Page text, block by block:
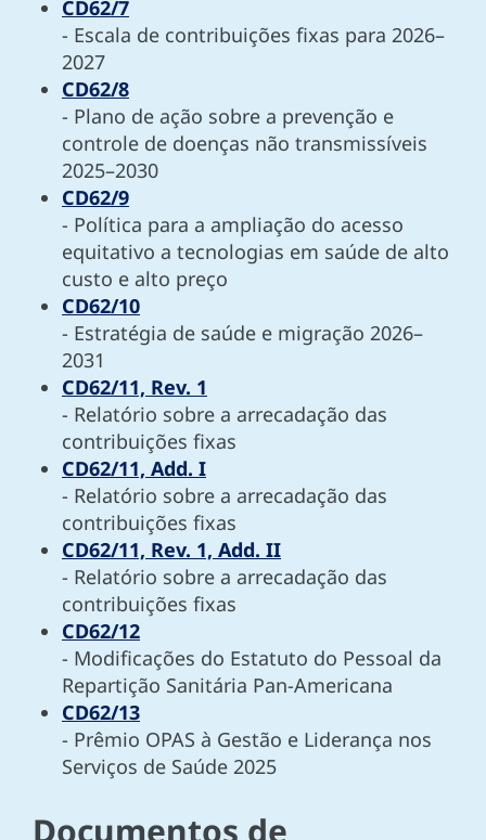
CD62/7
- Escala de contribuições fixas para 2026–
2027
CD62/8
- Plano de ação sobre a prevenção e
controle de doenças não transmissíveis
2025–2030
CD62/9
- Política para a ampliação do acesso
equitativo a tecnologias em saúde de alto
custo e alto preço
CD62/10
- Estratégia de saúde e migração 2026–
2031
CD62/11, Rev. 1
- Relatório sobre a arrecadação das
contribuições fixas
CD62/11, Add. I
- Relatório sobre a arrecadação das
contribuições fixas
CD62/11, Rev. 1, Add. II
- Relatório sobre a arrecadação das
contribuições fixas
CD62/12
- Modificações do Estatuto do Pessoal da
Repartição Sanitária Pan-Americana
CD62/13
- Prêmio OPAS à Gestão e Liderança nos
Serviços de Saúde 2025
Documentos de